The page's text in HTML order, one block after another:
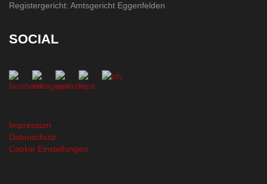
Registergericht: Amtsgericht Eggenfelden
SOCIAL
Impressum
Datenschutz
Cookie Einstellungen